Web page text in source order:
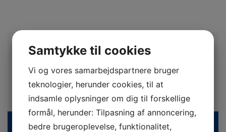
Samtykke til cookies
Vi og vores samarbejdspartnere bruger
teknologier, herunder cookies, til at
indsamle oplysninger om dig til forskellige
formål, herunder: Tilpasning af annoncering,
bedre brugeroplevelse, funktionalitet,